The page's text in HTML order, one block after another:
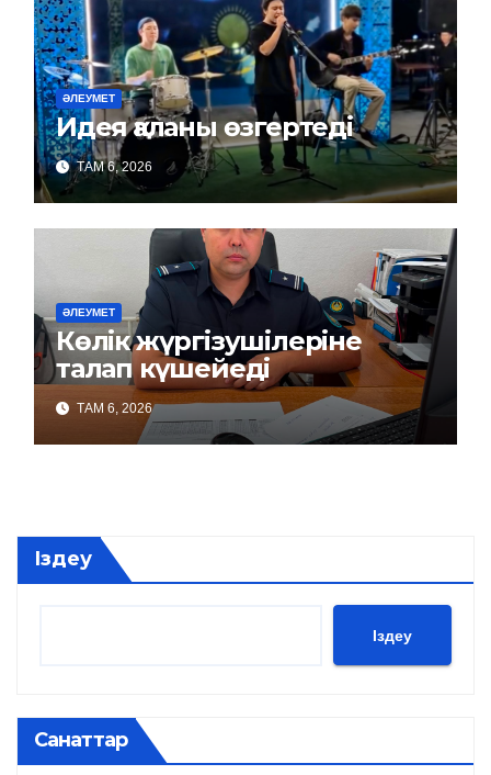
ӘЛЕУМЕТ
Идея қаланы өзгертеді
ТАМ 6, 2026
ӘЛЕУМЕТ
Көлік жүргізушілеріне
талап күшейеді
ТАМ 6, 2026
Іздеу
Іздеу
Санаттар